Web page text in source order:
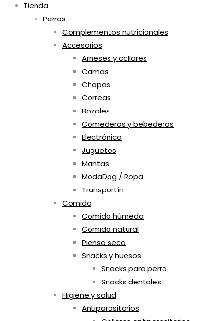
Tienda
Perros
Complementos nutricionales
Accesorios
Arneses y collares
Camas
Chapas
Correas
Bozales
Comederos y bebederos
Electrónico
Juguetes
Mantas
ModaDog / Ropa
Transportín
Comida
Comida húmeda
Comida natural
Pienso seco
Snacks y huesos
Snacks para perro
Snacks dentales
Higiene y salud
Antiparasitarios